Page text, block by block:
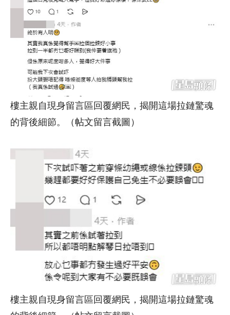
樓主親自現身留言區回覆網民，揭開這場拉鏈驚魂
的背後細節。（帖文留言截圖）
樓主親自現身留言區回覆網民，揭開這場拉鏈驚魂